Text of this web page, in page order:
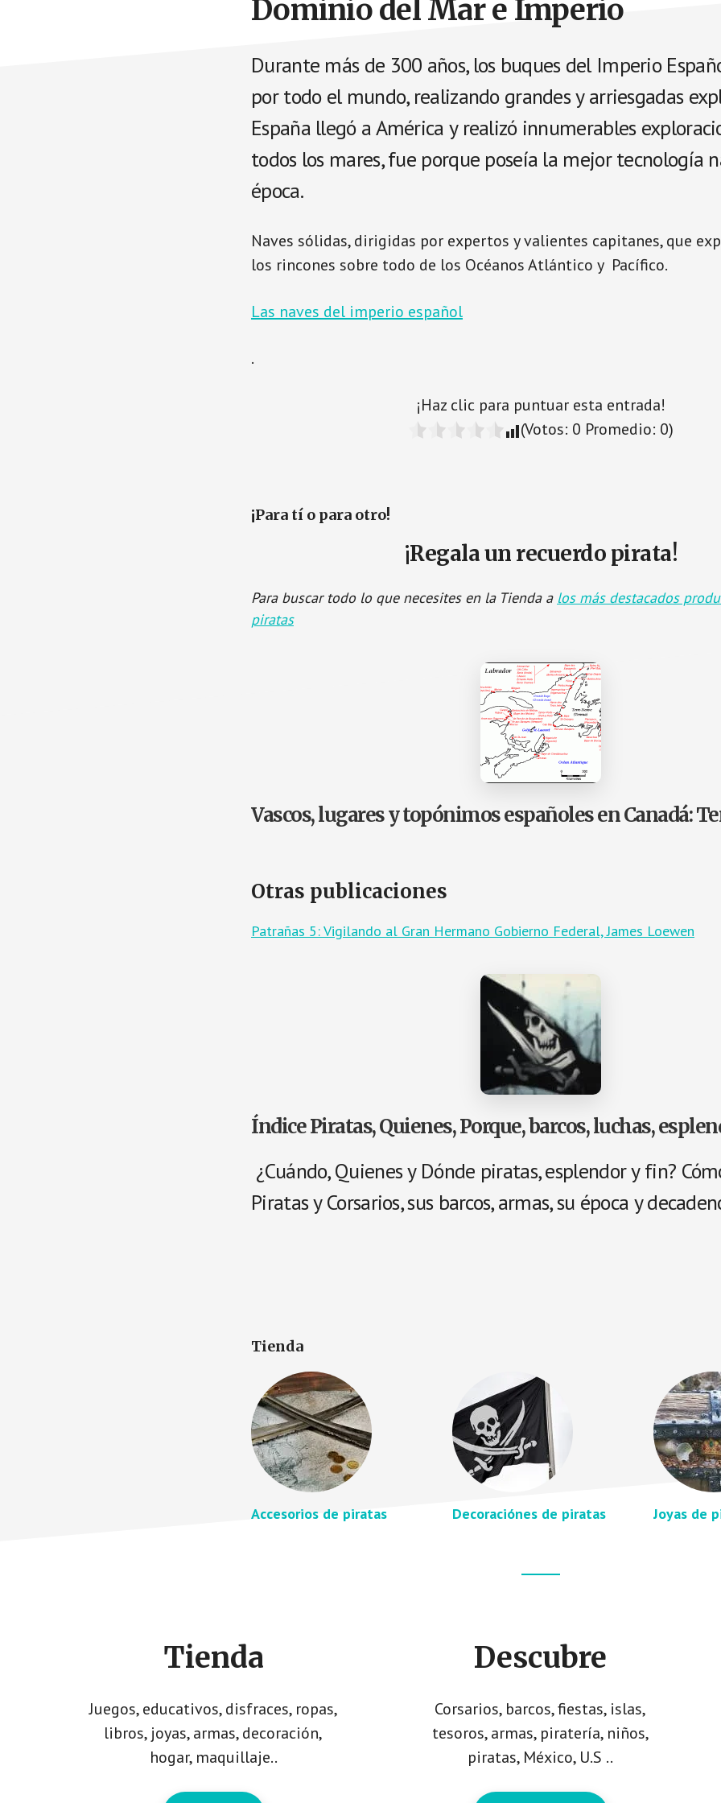
Dominio del Mar e Imperio
Durante más de 300 años, los buques del Imperio
por todo el mundo, realizando grandes y arriesgadas
España llegó a América y realizó innumerables
todos los mares, fue porque poseía la mejor tecnología
época.
Naves sólidas, dirigidas por expertos y valientes capitanes, que
los rincones sobre todo de los Océanos Atlántico y Pacífico.
Las naves del imperio español
.
¡Haz clic para puntuar esta entrada!
(Votos: 0 Promedio: 0)
¡Para tí o para otro!
¡Regala un recuerdo pirata!
Para buscar todo lo que necesites en la Tienda a los más destacados
piratas
Vascos, lugares y topónimos españoles en Canadá:
Otras publicaciones
Patrañas 5: Vigilando al Gran Hermano Gobierno Federal, James Loewen
Índice Piratas, Quienes, Porque, barcos, luchas,
¿Cuándo, Quienes y Dónde piratas, esplendor y fin?
Piratas y Corsarios, sus barcos, armas, su época y
Tienda
Accesorios de piratas Decoraciónes de piratas Joyas de
Tienda
Juegos, educativos, disfraces, ropas,
libros, joyas, armas, decoración,
hogar, maquillaje..
Descubre
Corsarios, barcos, fiestas, islas,
tesoros, armas, piratería, niños,
piratas, México, U.S ..